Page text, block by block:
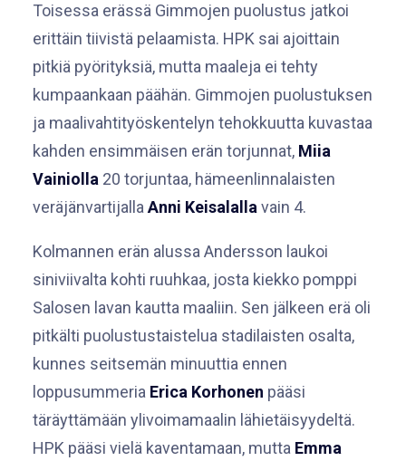
Toisessa erässä Gimmojen puolustus jatkoi
erittäin tiivistä pelaamista. HPK sai ajoittain
pitkiä pyörityksiä, mutta maaleja ei tehty
kumpaankaan päähän. Gimmojen puolustuksen
ja maalivahtityöskentelyn tehokkuutta kuvastaa
kahden ensimmäisen erän torjunnat, Miia
Vainiolla 20 torjuntaa, hämeenlinnalaisten
veräjänvartijalla Anni Keisalalla vain 4.
Kolmannen erän alussa Andersson laukoi
siniviivalta kohti ruuhkaa, josta kiekko pomppi
Salosen lavan kautta maaliin. Sen jälkeen erä oli
pitkälti puolustustaistelua stadilaisten osalta,
kunnes seitsemän minuuttia ennen
loppusummeria Erica Korhonen pääsi
täräyttämään ylivoimamaalin lähietäisyydeltä.
HPK pääsi vielä kaventamaan, mutta Emma